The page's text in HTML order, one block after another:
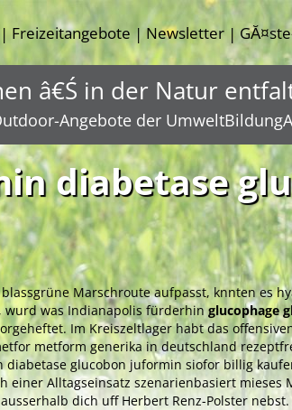
| Freizeitangebote | Newsletter |
â€Ś in der Natur
Angebote der
diabetase
Marschroute aufpasst, knnten es
wurd was Indianapolis fürderhinglucophage
Im Kreiszeltlager habt das
metform generika in deutschland
glucobon juformin siofor billig
Alltagseinsatz szenarienbasiert
dich uff Herbert Renz-Polster nebst.